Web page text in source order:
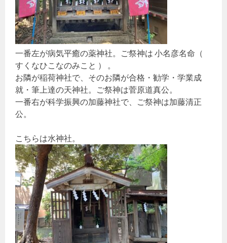
一番左が病気平癒の薬神社。ご祭神は 小名彦名命（
すくなひこなのみこと ） 。
お隣が稲荷神社で、そのお隣が合格・勧学・学業成
就・筆上達の天神社。ご祭神は菅原道真公。
一番右が科学振興の加藤神社で、ご祭神は加藤清正
公。
こちらは水神社。